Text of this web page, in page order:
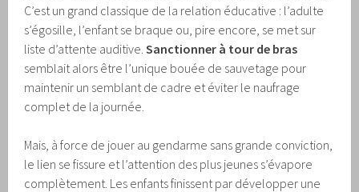
C’est un grand classique de la relation éducative : l’adulte
s’égosille, l’enfant se braque ou, pire encore, se met sur
liste d’attente auditive.Sanctionner à tour de bras
semblait alors être l’unique bouée de sauvetage pour
maintenir un semblant de cadre et éviter le naufrage
complet de la journée.
Mais, à force de jouer au gendarme sans grande conviction,
le lien se fissure et l’attention des plus jeunes s’évapore
complètement. Les enfants finissent par développer une